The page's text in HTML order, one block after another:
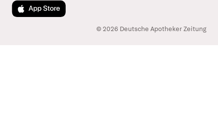
Laden im App Store
© 2026 Deutsche Apotheker Zeitung